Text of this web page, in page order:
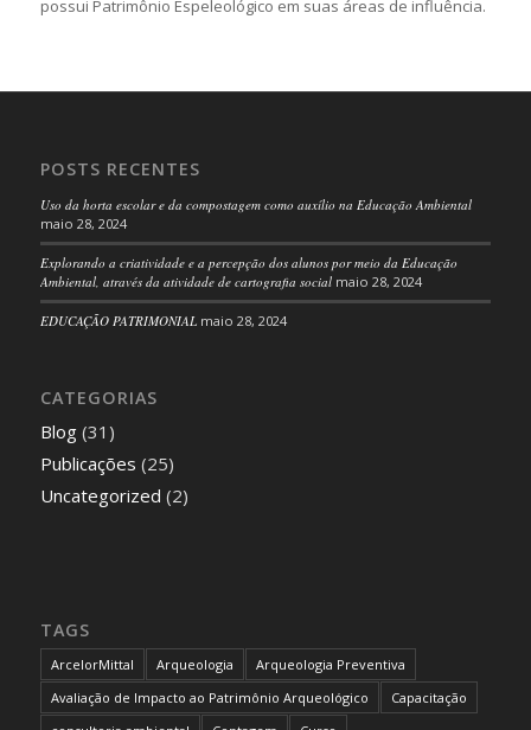
possui Patrimônio Espeleológico em suas áreas de influência.
POSTS RECENTES
Uso da horta escolar e da compostagem como auxílio na Educação Ambiental
maio 28, 2024
Explorando a criatividade e a percepção dos alunos por meio da Educação
Ambiental, através da atividade de cartografia social maio 28, 2024
EDUCAÇÃO PATRIMONIAL maio 28, 2024
CATEGORIAS
Blog(31)
Publicações (25)
Uncategorized (2)
TAGS
ArcelorMittal Arqueologia
Arqueologia Preventiva
Avaliação de Impacto ao Patrimônio Arqueológico
Capacitação